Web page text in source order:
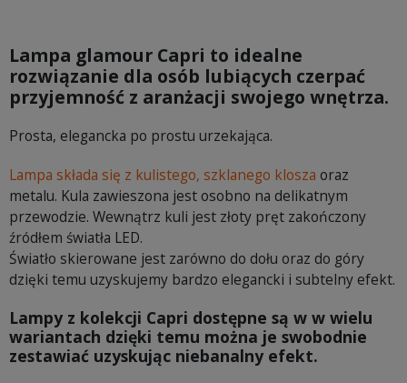
Lampa glamour Capri to idealne
rozwiązanie dla osób lubiących czerpać
przyjemność z aranżacji swojego wnętrza.
Prosta, elegancka po prostu urzekająca.
Lampa składa się z kulistego, szklanego klosza oraz
metalu. Kula zawieszona jest osobno na delikatnym
przewodzie. Wewnątrz kuli jest złoty pręt zakończony
źródłem światła LED.
Światło skierowane jest zarówno do dołu oraz do góry
dzięki temu uzyskujemy bardzo elegancki i subtelny efekt.
Lampy z kolekcji Capri dostępne są w w wielu
wariantach dzięki temu można je swobodnie
zestawiać uzyskując niebanalny efekt.